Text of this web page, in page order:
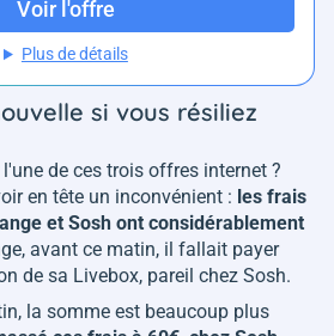
Voir l'offre
Plus de détails
si vous résiliez
de ces trois offres internet ?
en tête un inconvénient : les frais
et Sosh ont considérablement
avant ce matin, il fallait payer
de sa Livebox, pareil chez Sosh.
la somme est beaucoup plus